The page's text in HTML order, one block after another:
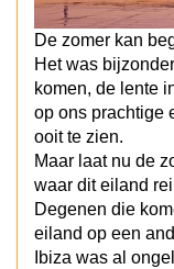
De zomer kan
Het was
komen, de lente
op ons prachtige
ooit te zien.
Maar laat nu de
waar dit eiland
Degenen die
eiland op een
Ibiza was al